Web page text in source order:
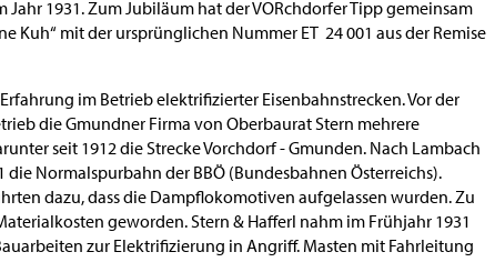
1931. Zum Jubiläum hat der VORchdorfer Tipp gemeinsam
Kuh“ mit der ursprünglichen Nummer ET 24 001 aus der Remise
im Betrieb elektrifizierter Eisenbahnstrecken. Vor der
die Gmundner Firma von Oberbaurat Stern mehrere
seit 1912 die Strecke Vorchdorf - Gmunden. Nach Lambach
Normalspurbahn der BBÖ (Bundesbahnen Österreichs).
dazu, dass die Dampflokomotiven aufgelassen wurden. Zu
geworden. Stern & Hafferl nahm im Frühjahr 1931
zur Elektrifizierung in Angriff. Masten mit Fahrleitung